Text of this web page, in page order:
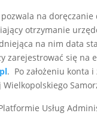
na
otrzymanie
na nim data
zarejestrować się
. Po założeniu konta
Usług